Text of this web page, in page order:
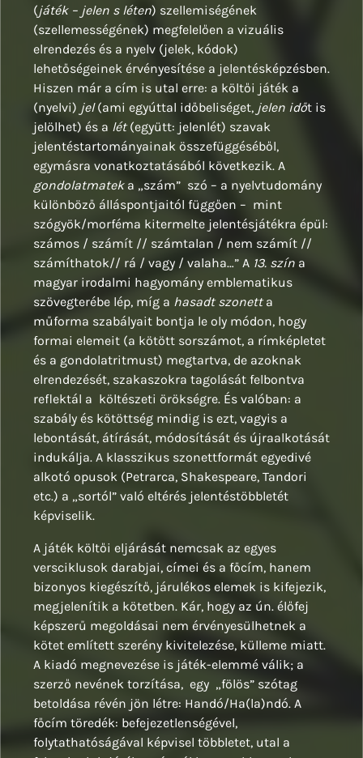
(játék – jelen s léten) szellemiségének
(szellemességének) megfelelően a vizuális
elrendezés és a nyelv (jelek, kódok)
lehetőségeinek érvényesítése a jelentésképzésben.
Hiszen már a cím is utal erre: a költői játék a
(nyelvi) jel(ami egyúttal időbeliséget, jelen időt is
jelölhet) és a lét(együtt: jelenlét) szavak
jelentéstartományainak összefüggéséből,
egymásra vonatkoztatásából következik. A
gondolatmatek a „szám” szó – a nyelvtudomány
különböző álláspontjaitól függően – mint
szógyök/morféma kitermelte jelentésjátékra épül:
számos / számít // számtalan / nem számít //
számíthatok// rá / vagy / valaha…” A 13. szín a
magyar irodalmi hagyomány emblematikus
szövegterébe lép, míg a hasadt szonetta
műforma szabályait bontja le oly módon, hogy
formai elemeit (a kötött sorszámot, a rímképletet
és a gondolatritmust) megtartva, de azoknak
elrendezését, szakaszokra tagolását felbontva
reflektál a költészeti örökségre. És valóban: a
szabály és kötöttség mindig is ezt, vagyis a
lebontását, átírását, módosítását és újraalkotását
indukálja. A klasszikus szonettformát egyedivé
alkotó opusok (Petrarca, Shakespeare, Tandori
etc.) a „sortól” való eltérés jelentéstöbbletét
képviselik.
A játék költői eljárását nemcsak az egyes
versciklusok darabjai, címei és a főcím, hanem
bizonyos kiegészítő, járulékos elemek is kifejezik,
megjelenítik a kötetben. Kár, hogy az ún. élőfej
képszerű megoldásai nem érvényesülhetnek a
kötet említett szerény kivitelezése, külleme miatt.
A kiadó megnevezése is játék-elemmé válik; a
szerző nevének torzítása, egy „fölös” szótag
betoldása révén jön létre: Handó/Ha(la)ndó. A
főcím töredék: befejezetlenségével,
folytathatóságával képvisel többletet, utal a